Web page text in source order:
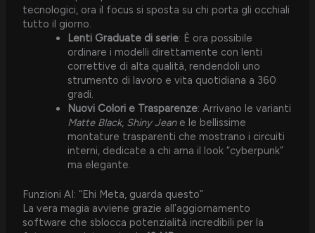
tecnologici, ora il focus si sposta su chi porta gli occhiali
tutto il giorno.
Lenti Graduate di serie: È ora possibile
ordinare i modelli direttamente con lenti
correttive di alta qualità, rendendoli uno
strumento di lavoro e vita quotidiana a 360
gradi.
Nuovi Colori e Trasparenze: Arrivano le varianti
Matte Black, Shiny Jeane le bellissime
montature trasparenti che mostrano i circuiti
interni, dedicate a chi ama il look “cyberpunk”
ma elegante.
Funzioni AI: “Ehi Meta, guarda questo”
La vera magia avviene grazie all’aggiornamento
software che sblocca potenzialità incredibili per la